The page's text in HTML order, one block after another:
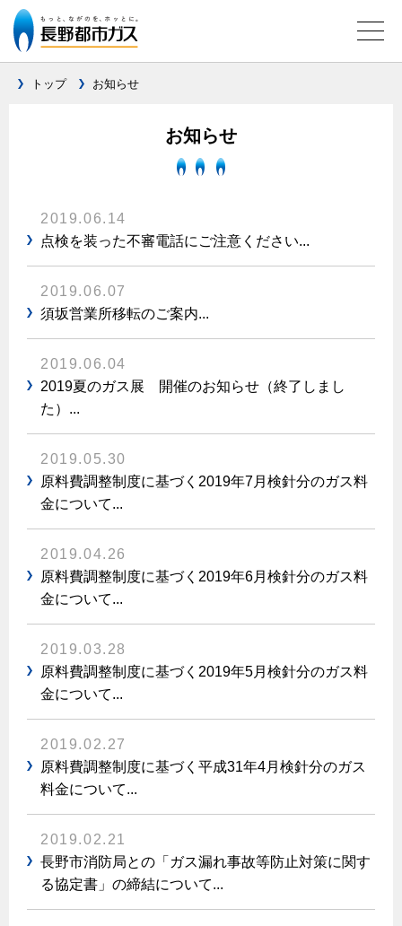
ご請求とお支払いについて
口座振替によるお支払い
払込書による窓口でのお支払い
払込書によるスマホアプリでのお支払い
原料費調整制度について
こんなときは
ガスくさいとき・警報器が鳴ったとき
ガスが出ないとき
ガスメーターの復帰方法
ガス器具が故障したとき
地震のとき
ガス給湯器・風呂釜の凍結予防方法
故障診断
ガス工事について
新しく都市ガスをご利用したい方へ
道路・敷地内で工事をされる皆さまへ
ガスコンロとIHクッキングヒーターの比較
安全性
調理性
ガス給湯器とエコキュートの比較
経済性
ライフスタイルの変化に対応するエコジョーズ
経済性、環境性、創エネ
20代
30代
60代
都市ガス切り替えのメリット
導入事例
キッチン
ガスコンロ
オススメの商品一覧
最新ガスコンロの実力
コンロの取替えは
レンジフード
レンジフード
オーブン・炊飯器
オーブン
炊飯器
警報器
警報器
バスルーム
浴室暖房乾燥機・脱衣室
ミストサウナ
私たちのリフォーム
サニタリーをリフォーム
その他をリフォーム
3つのあんしん宣言
スタッフ
リフォームの流れ
リフォームのお知らせ
ショールーム
電力の自由化について
電気料金 長野都市ガスでんきプラン
都市ガスでんき 従量電灯Ｃ
都市ガスでんき 低圧電力
ご請求とお支払い
約款
ご契約・お手続き
停電時の対応
よくあるご質問
Chef Ropia's JOYFUL CUISINE
ヤミーのレシピ帖
エコ・クッキング
料理教室レンタル
お問合わせ・資料請求 ショールーム
採用情報
トップ お知らせ
お知らせ
2019.06.14
点検を装った不審電話にご注意ください...
2019.06.07
須坂営業所移転のご案内...
2019.06.04
2019夏のガス展 開催のお知らせ（終了しまし
た）...
2019.05.30
原料費調整制度に基づく2019年7月検針分のガス料
金について...
2019.04.26
原料費調整制度に基づく2019年6月検針分のガス料
金について...
2019.03.28
原料費調整制度に基づく2019年5月検針分のガス料
金について...
2019.02.27
原料費調整制度に基づく平成31年4月検針分のガス
料金について...
2019.02.21
長野市消防局との「ガス漏れ事故等防止対策に関す
る協定書」の締結について...